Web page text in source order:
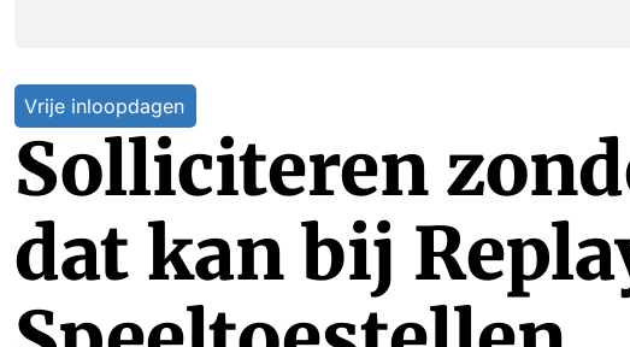
Vrije inloopdagen
Solliciteren
dat kan bij